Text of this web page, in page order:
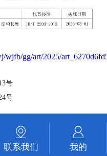
gg/art/2025/
号
号
联系我们 我的